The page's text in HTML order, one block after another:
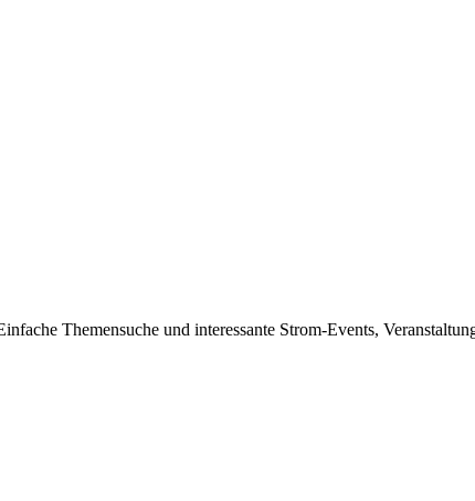
Themensuche und interessante Strom-Events,